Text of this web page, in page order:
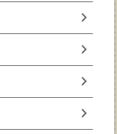
chevron_right
chevron_right
chevron_right
chevron_right